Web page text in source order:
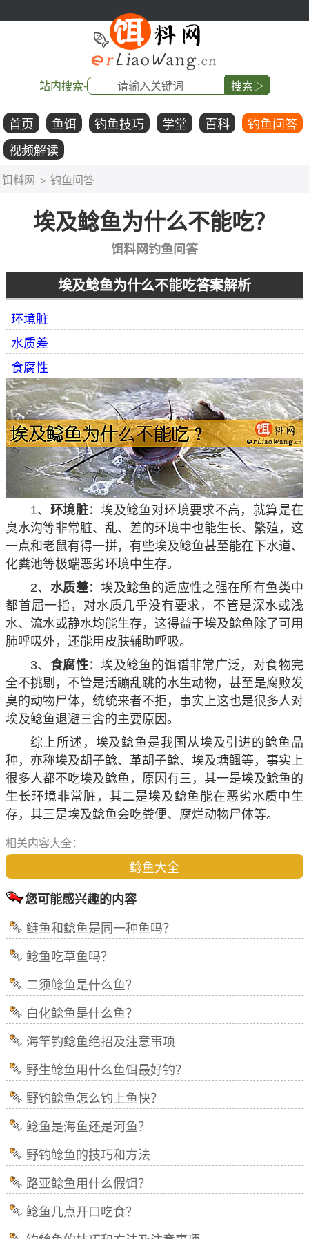
站内搜索- 搜索▷
首页 鱼饵 钓鱼技巧 学堂 百科
钓鱼问答
视频解读
饵料网 > 钓鱼问答
埃及鲶鱼为什么不能吃？
饵料网钓鱼问答
埃及鲶鱼为什么不能吃答案解析
环境脏
水质差
食腐性
1、 环境脏：埃及鲶鱼对环境要求不高，就算是在
臭水沟等非常脏、乱、差的环境中也能生长、繁殖，这
一点和老鼠有得一拼，有些埃及鲶鱼甚至能在下水道、
化粪池等极端恶劣环境中生存。
2、 水质差：埃及鲶鱼的适应性之强在所有鱼类中
都首屈一指，对水质几乎没有要求，不管是深水或浅
水、流水或静水均能生存，这得益于埃及鲶鱼除了可用
肺呼吸外，还能用皮肤辅助呼吸。
3、 食腐性：埃及鲶鱼的饵谱非常广泛，对食物完
全不挑剔，不管是活蹦乱跳的水生动物，甚至是腐败发
臭的动物尸体，统统来者不拒，事实上这也是很多人对
埃及鲶鱼退避三舍的主要原因。
综上所述，埃及鲶鱼是我国从埃及引进的鲶鱼品
种，亦称埃及胡子鲶、革胡子鲶、埃及塘鲺等，事实上
很多人都不吃埃及鲶鱼，原因有三，其一是埃及鲶鱼的
生长环境非常脏，其二是埃及鲶鱼能在恶劣水质中生
存，其三是埃及鲶鱼会吃粪便、腐烂动物尸体等。
相关内容大全：
鲶鱼大全
您可能感兴趣的内容
鲢鱼和鲶鱼是同一种鱼吗？
鲶鱼吃草鱼吗？
二须鲶鱼是什么鱼？
白化鲶鱼是什么鱼？
海竿钓鲶鱼绝招及注意事项
野生鲶鱼用什么鱼饵最好钓？
野钓鲶鱼怎么钓上鱼快？
鲶鱼是海鱼还是河鱼？
野钓鲶鱼的技巧和方法
路亚鲶鱼用什么假饵？
鲶鱼几点开口吃食？